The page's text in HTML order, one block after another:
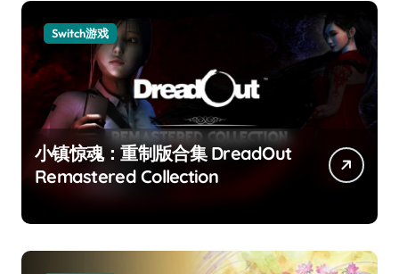
Switch游戏
小镇惊魂：重制版合集 DreadOut
Remastered Collection